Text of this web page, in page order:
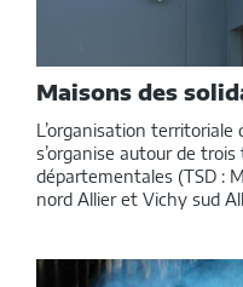
Maisons des
L’organisation
s’organise autour de
départementales (TSD :
nord Allier et Vichy sud